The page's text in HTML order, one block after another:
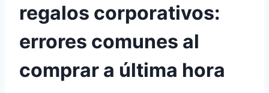
regalos corporativos:
errores comunes al
comprar a última hora